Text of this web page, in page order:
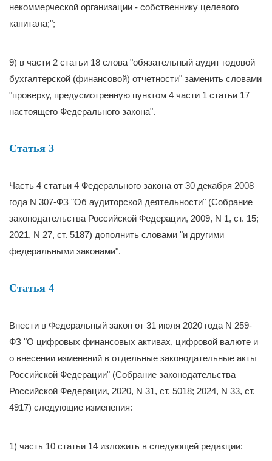
некоммерческой организации - собственнику целевого
капитала;";
9) в части 2 статьи 18 слова "обязательный аудит годовой
бухгалтерской (финансовой) отчетности" заменить словами
"проверку, предусмотренную пунктом 4 части 1 статьи 17
настоящего Федерального закона".
Статья 3
Часть 4 статьи 4 Федерального закона от 30 декабря 2008
года N 307-ФЗ "Об аудиторской деятельности" (Собрание
законодательства Российской Федерации, 2009, N 1, ст. 15;
2021, N 27, ст. 5187) дополнить словами "и другими
федеральными законами".
Статья 4
Внести в Федеральный закон от 31 июля 2020 года N 259-
ФЗ "О цифровых финансовых активах, цифровой валюте и
о внесении изменений в отдельные законодательные акты
Российской Федерации" (Собрание законодательства
Российской Федерации, 2020, N 31, ст. 5018; 2024, N 33, ст.
4917) следующие изменения:
1) часть 10 статьи 14 изложить в следующей редакции: